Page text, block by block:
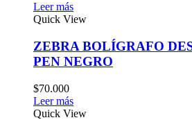
Leer más
Quick View
ZEBRA BOLÍGRAFO
PEN NEGRO
$70.000
Leer más
Quick View